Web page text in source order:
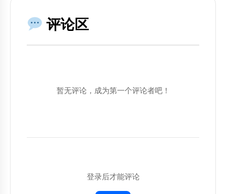
## AI 提示词
背景：准备融资所需材料
2. 提供具体建议
评论区
暂无评论，成为第一个评论者吧！
登录后才能评论